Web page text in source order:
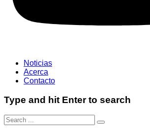
Noticias
Acerca
Contacto
Type and hit Enter to search